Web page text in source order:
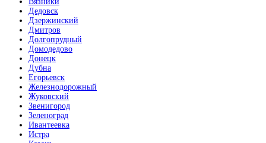
Дедовск
Дзержинский
Дмитров
Долгопрудный
Домодедово
Донецк
Дубна
Егорьевск
Железнодорожный
Жуковский
Звенигород
Зеленоград
Ивантеевка
Истра